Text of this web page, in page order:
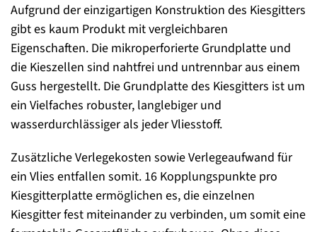
Aufgrund der einzigartigen Konstruktion des Kiesgitters
gibt es kaum Produkt mit vergleichbaren
Eigenschaften. Die mikroperforierte Grundplatte und
die Kieszellen sind nahtfrei und untrennbar aus einem
Guss hergestellt. Die Grundplatte des Kiesgitters ist um
ein Vielfaches robuster, langlebiger und
wasserdurchlässiger als jeder Vliesstoff.
Zusätzliche Verlegekosten sowie Verlegeaufwand für
ein Vlies entfallen somit. 16 Kopplungspunkte pro
Kiesgitterplatte ermöglichen es, die einzelnen
Kiesgitter fest miteinander zu verbinden, um somit eine